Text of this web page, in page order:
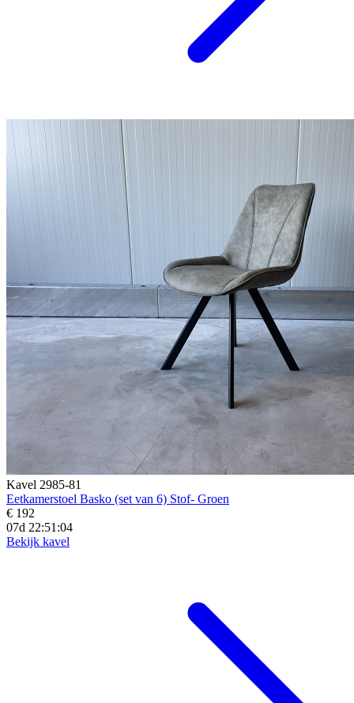
Kavel 2985-81
Eetkamerstoel Basko (set van 6) Stof- Groen
€ 192
07d 22:51:02
Bekijk kavel